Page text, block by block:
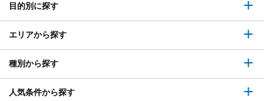
目的別に探す
エリアから探す
種別から探す
人気条件から探す